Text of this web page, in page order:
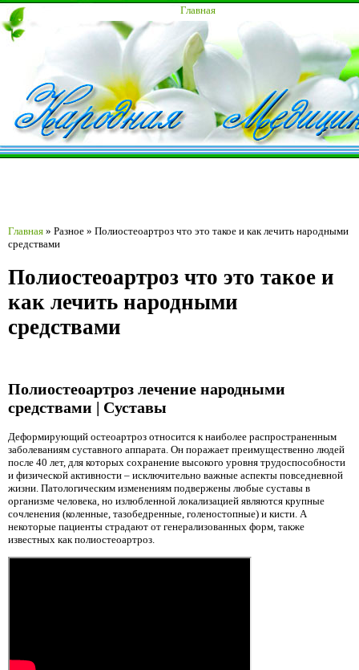
Главная
Главная » Разное » Полиостеоартроз что это такое и как лечить народными
средствами
Полиостеоартроз что это такое и
как лечить народными
средствами
Полиостеоартроз лечение народными
средствами | Суставы
Деформирующий остеоартроз относится к наиболее распространенным
заболеваниям суставного аппарата. Он поражает преимущественно людей
после 40 лет, для которых сохранение высокого уровня трудоспособности
и физической активности – исключительно важные аспекты повседневной
жизни. Патологическим изменениям подвержены любые суставы в
организме человека, но излюбленной локализацией являются крупные
сочленения (коленные, тазобедренные, голеностопные) и кисти. А
некоторые пациенты страдают от генерализованных форм, также
известных как полиостеоартроз.